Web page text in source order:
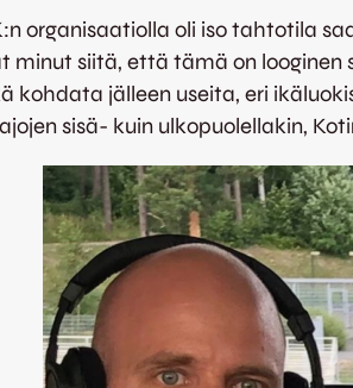
organisaatiolla oli iso tahtotila
siitä, että tämä on looginen
kohdata jälleen useita, eri
sisä- kuin ulkopuolellakin,